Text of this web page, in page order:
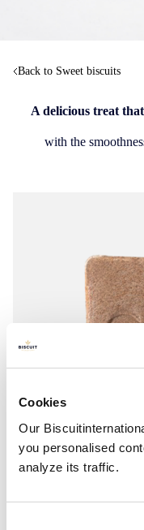
Cookies
Our
you personalised
analyze its traffic.
Back to Sweet biscuits
A delicious treat
with the